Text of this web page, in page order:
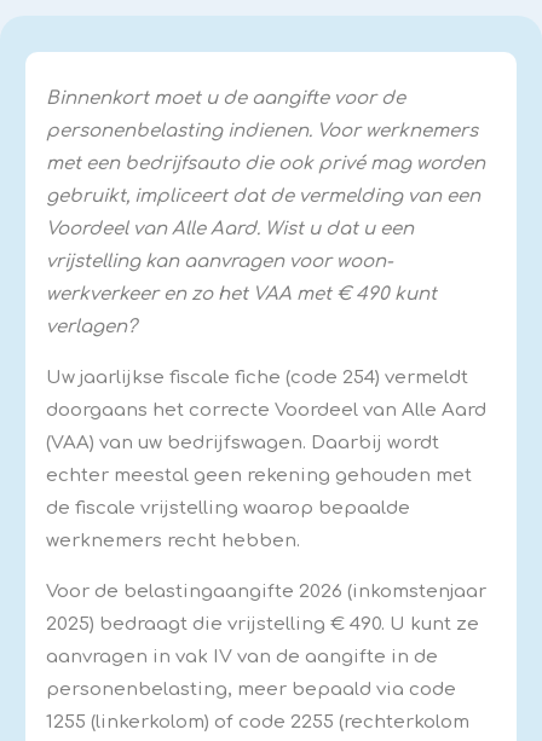
Binnenkort moet u de aangifte voor de
personenbelasting indienen. Voor werknemers
met een bedrijfsauto die ook privé mag worden
gebruikt, impliceert dat de vermelding van een
Voordeel van Alle Aard. Wist u dat u een
vrijstelling kan aanvragen voor woon-
werkverkeer en zo het VAA met € 490 kunt
verlagen?
Uw jaarlijkse fiscale fiche (code 254) vermeldt
doorgaans het correcte Voordeel van Alle Aard
(VAA) van uw bedrijfswagen. Daarbij wordt
echter meestal geen rekening gehouden met
de fiscale vrijstelling waarop bepaalde
werknemers recht hebben.
Voor de belastingaangifte 2026 (inkomstenjaar
2025) bedraagt die vrijstelling € 490. U kunt ze
aanvragen in vak IV van de aangifte in de
personenbelasting, meer bepaald via code
1255 (linkerkolom) of code 2255 (rechterkolom